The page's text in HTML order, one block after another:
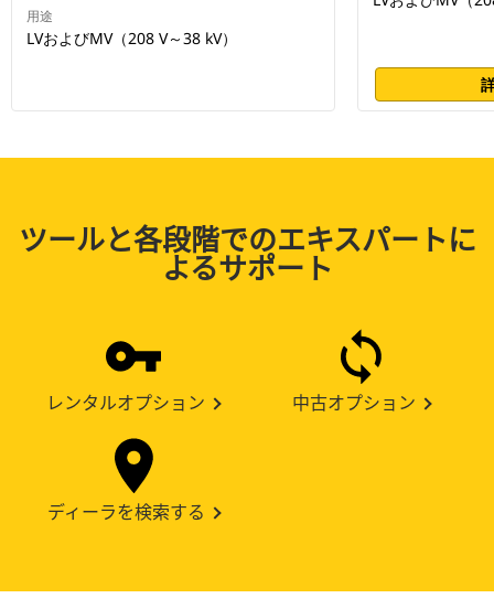
用途
LVおよびMV（208 V～38 kV）
ツールと各段階でのエキスパートに
よるサポート
レンタルオプション 中古オプション
ディーラを検索する